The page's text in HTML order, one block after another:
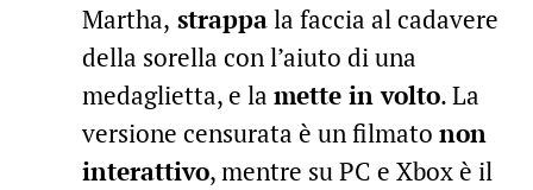
Martha, strappala faccia al cadavere
della sorella con l’aiuto di una
medaglietta, e la mette in volto. La
versione censurata è un filmato non
interattivo, mentre su PC e Xbox è il